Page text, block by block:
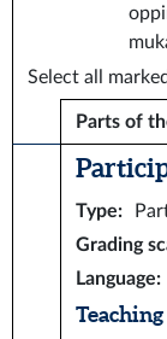
Select all
Parts of
Type:
Grading
Language:
Teaching